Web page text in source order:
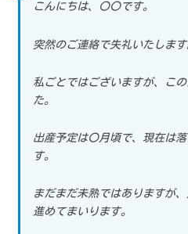
こんにちは、〇〇です。
突然のご連絡で失礼いたします
私ごとではございますが、こ
た。
出産予定は〇月頃で、現在は
す。
まだまだ未熟ではありますが
進めてまいります。